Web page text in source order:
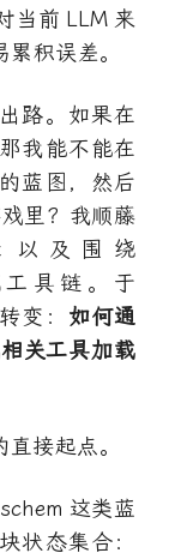
当前 LLM 来
积误差。
路。如果在
我能不能在
蓝图，然后
里？我顺藤
以及围绕
工具链。于
变： 如何通
关工具加载
直接起点。
这类蓝
状态集合：